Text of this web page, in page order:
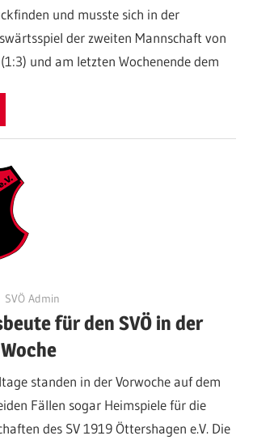
und musste sich in der
der zweiten Mannschaft von
und am letzten Wochenende dem
SVÖ Admin
für den SVÖ in der
standen in der Vorwoche auf dem
Fällen sogar Heimspiele für die
des SV 1919 Öttershagen e.V. Die